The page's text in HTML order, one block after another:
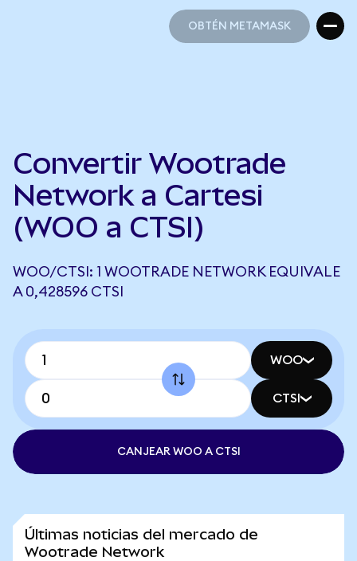
OBTÉN METAMASK
Convertir Wootrade
Network a Cartesi
(WOO a CTSI)
WOO/CTSI: 1 WOOTRADE NETWORK EQUIVALE
A 0,428596 CTSI
WOO
CTSI
CANJEAR WOO A CTSI
Últimas noticias del mercado de
Wootrade Network